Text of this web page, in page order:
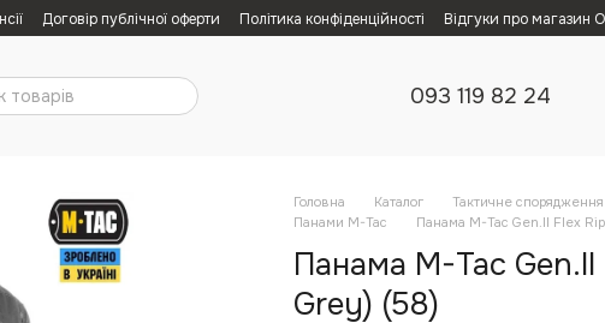
Договір публічної оферти Політика конфіденційності Відгуки про магазин
093 119 82 24
Головна Каталог Тактичне спорядження
Панами M-Tac
Панама M-Tac Gen.II Flex
Панама M-Tac
Grey) (58)